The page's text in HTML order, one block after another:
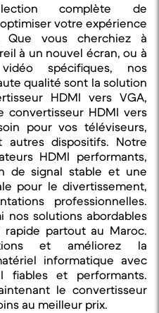
complète de
votre expérience
Que vous cherchiez à
à un nouvel écran, ou à
spécifiques, nos
qualité sont la solution
HDMI vers VGA,
convertisseur HDMI vers
pour vos téléviseurs,
autres dispositifs. Notre
HDMI performants,
de signal stable et une
pour le divertissement,
professionnelles.
nos solutions abordables
partout au Maroc.
et améliorez la
informatique avec
fiables et performants.
le convertisseur
au meilleur prix.